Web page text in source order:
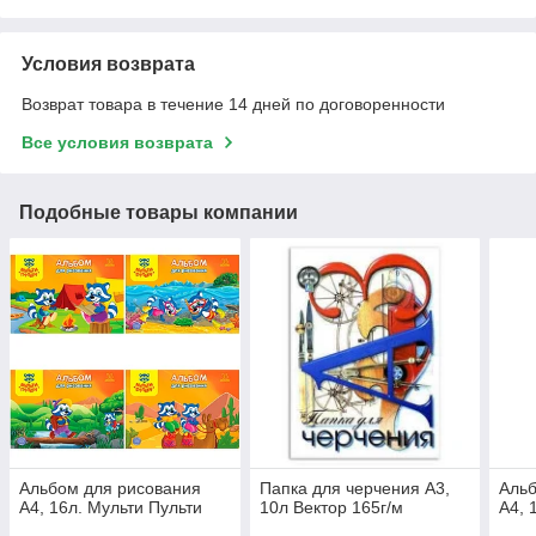
Условия возврата
Возврат товара в течение 14 дней по договоренности
Все условия возврата
Подобные товары компании
Альбом для рисования
А4, 16л. Мульти Пульти
Папка для черчения А3,
10л Вектор 165г/м
А4,